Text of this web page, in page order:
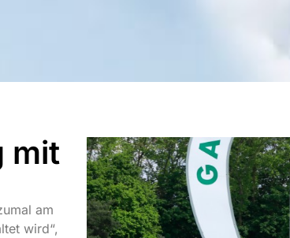
mit
am
wird“,